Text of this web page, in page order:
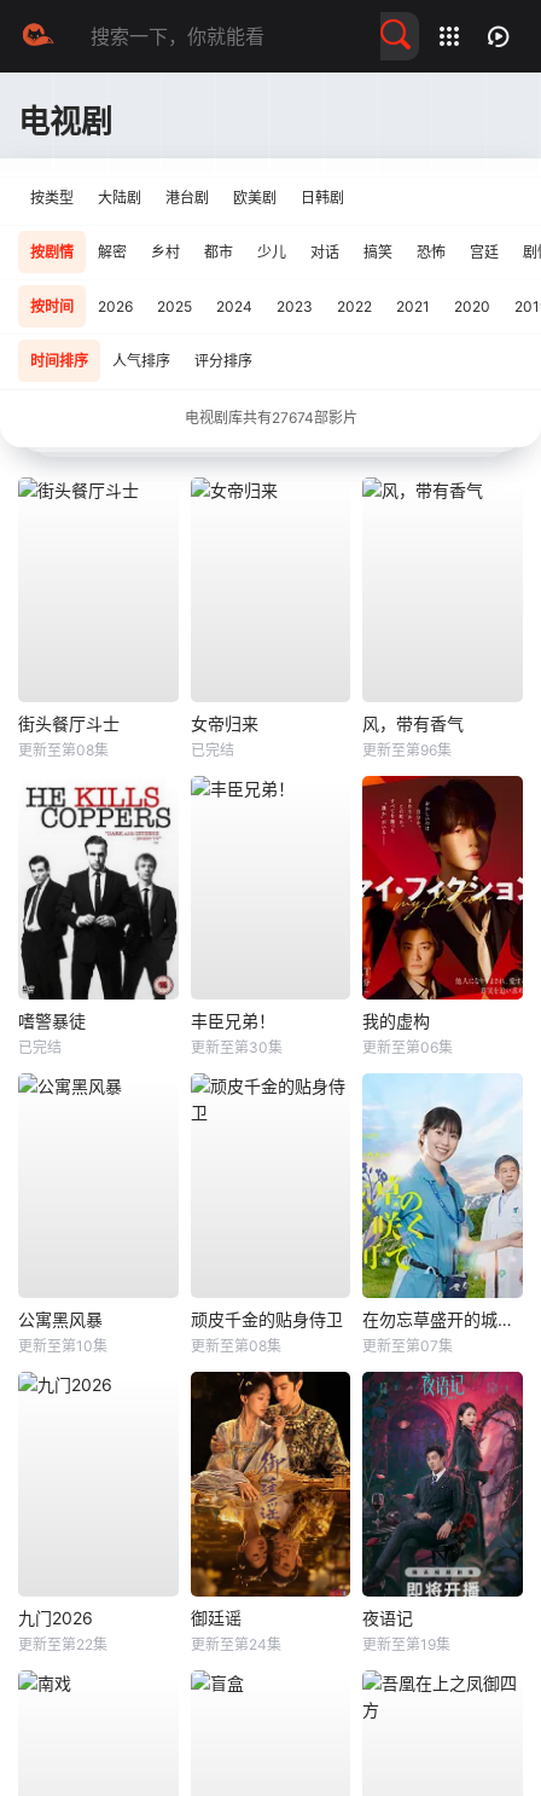
电视剧
按类型 大陆剧 港台剧 欧美剧 日韩剧
按剧情 解密 乡村 都市 少儿 对话 搞笑 恐怖 宫廷 剧
按时间 2026 2025 2024 2023 2022 2021 2020
时间排序 人气排序 评分排序
电视剧库共有27674部影片
街头餐厅斗士
更新至第08集
女帝归来
已完结
风，带有香气
更新至第96集
嗜警暴徒
已完结
丰臣兄弟！
更新至第30集
我的虚构
更新至第06集
公寓黑风暴
更新至第10集
顽皮千金的贴身侍卫
更新至第08集
在勿忘草盛开的城镇 ～安昙野诊疗记～
更新至第07集
九门2026
更新至第22集
御廷谣
更新至第24集
夜语记
更新至第19集